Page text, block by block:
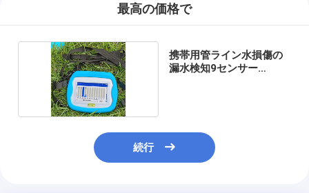
最高の価格で
携帯用管ライン水損傷の
漏水検知9センサー
続行